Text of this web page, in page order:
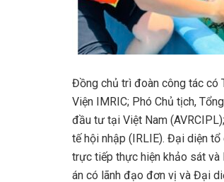
Đồng chủ trì đoàn công tác có
Viện IMRIC; Phó Chủ tịch,
đầu tư tại Việt Nam
tế hội nhập (IRLIE). Đại diện
trực tiếp thực hiện khảo sát và
án có lãnh đạo đơn vị và Đại